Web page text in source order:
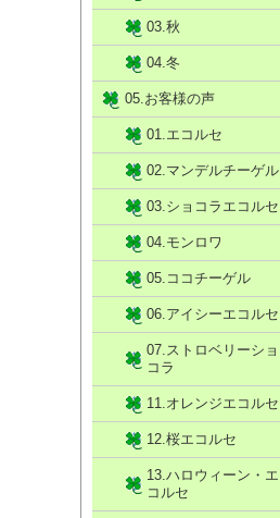
03.秋
04.冬
05.お客様の声
01.エコルセ
02.マンデルチーゲル
03.ショコラエコルセ
04.モンロワ
05.ココチーゲル
06.アイシーエコルセ
07.ストロベリーショ
コラ
11.オレンジエコルセ
12.桜エコルセ
13.ハロウィーン・エ
コルセ